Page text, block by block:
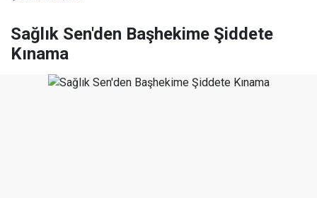
Sağlık Sen'den Başhekime Şiddete
Kınama